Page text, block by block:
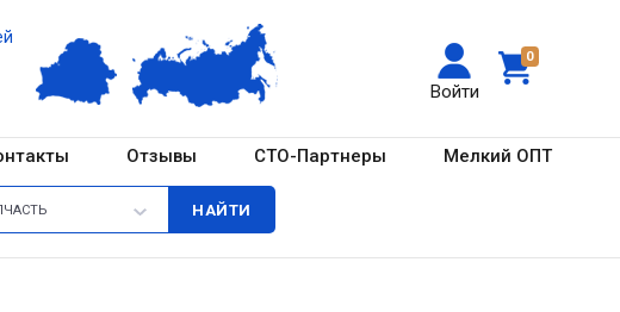
0
Войти
Отзывы СТО-Партнеры Мелкий ОПТ